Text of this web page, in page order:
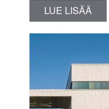
LUE LISÄÄ